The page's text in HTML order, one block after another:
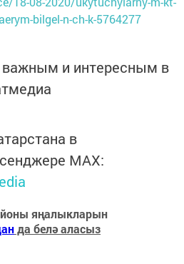
bilgel-n-ch-k-5764277
и интересным в
в
MАХ:
яңалыкларын
да белә аласыз